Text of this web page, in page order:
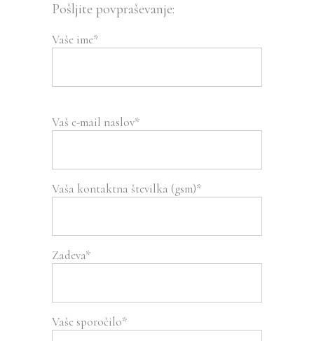
Pošljite povpraševanje:
Vaše ime*
Vaš e-mail naslov*
Vaša kontaktna številka (gsm)*
Zadeva*
Vaše sporočilo*